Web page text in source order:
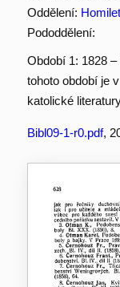
Oddělení:
Pododdělení:
Období 1: 1828
tohoto období je
katolické
Bibl09-1-r0.pdf,